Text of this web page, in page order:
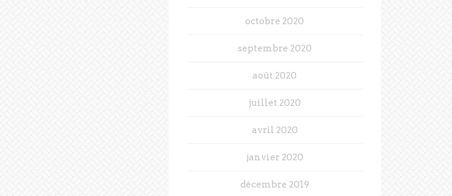
octobre 2020
septembre 2020
août 2020
juillet 2020
avril 2020
janvier 2020
décembre 2019